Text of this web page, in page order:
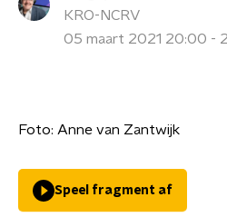
KRO-NCRV
05 maart 2021 20:00 -
Foto: Anne van Zantwijk
Speel fragment af